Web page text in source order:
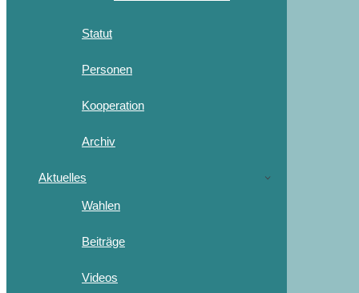
Statut
Personen
Kooperation
Archiv
Aktuelles
Wahlen
Beiträge
Videos